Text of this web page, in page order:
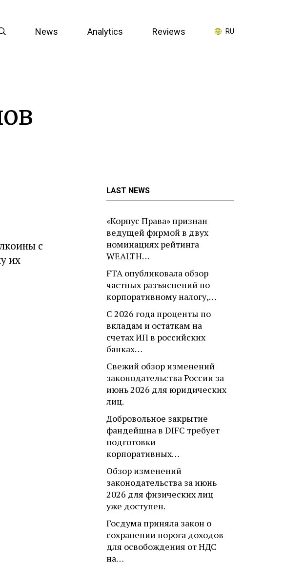
News Analytics Reviews RU
с
их
LAST NEWS
«Корпус Права» признан
ведущей фирмой в двух
номинациях рейтинга
WEALTH…
FTA опубликовала обзор
частных разъяснений по
корпоративному налогу,…
С 2026 года проценты по
вкладам и остаткам на
счетах ИП в российских
банках…
Свежий обзор изменений
законодательства России за
июнь 2026 для юридических
лиц.
Добровольное закрытие
фандейшна в DIFC требует
подготовки
корпоративных…
Обзор изменений
законодательства за июнь
2026 для физических лиц
уже доступен.
Госдума приняла закон о
сохранении порога доходов
для освобождения от НДС
на…